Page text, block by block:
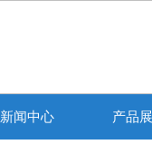
新闻中心 产品